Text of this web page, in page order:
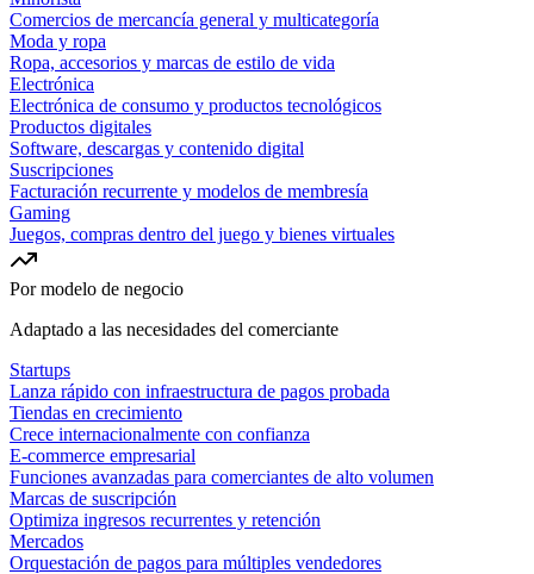
Comercios de mercancía general y multicategoría
Moda y ropa
Ropa, accesorios y marcas de estilo de vida
Electrónica
Electrónica de consumo y productos tecnológicos
Productos digitales
Software, descargas y contenido digital
Suscripciones
Facturación recurrente y modelos de membresía
Gaming
Juegos, compras dentro del juego y bienes virtuales
Por modelo de negocio
Adaptado a las necesidades del comerciante
Startups
Lanza rápido con infraestructura de pagos probada
Tiendas en crecimiento
Crece internacionalmente con confianza
E-commerce empresarial
Funciones avanzadas para comerciantes de alto volumen
Marcas de suscripción
Optimiza ingresos recurrentes y retención
Mercados
Orquestación de pagos para múltiples vendedores